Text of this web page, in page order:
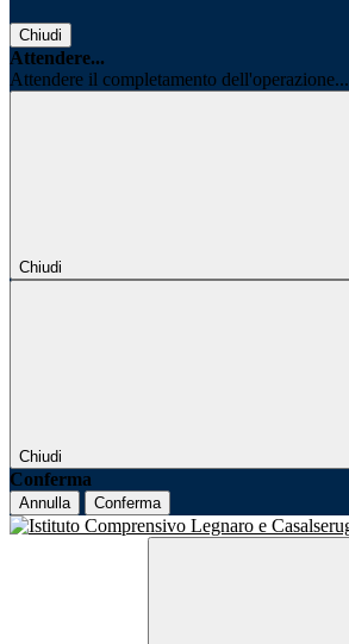
Chiudi
Attendere...
Attendere il completamento dell'operazione...
Chiudi
Chiudi
Conferma
Annulla Conferma